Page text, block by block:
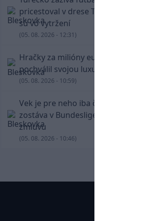
pricestoval v drese Trabzonsporu,
sú vo vytržení
(05. 08. 2026 - 12:31)
Hračky za milióny eur! Cristiano
pochválil svojou luxusnou zbierkou
(05. 08. 2026 - 10:59)
Vek je pre neho iba číslo!
zostáva v Bundeslige, so Schalke
zmluvu
(05. 08. 2026 - 10:46)